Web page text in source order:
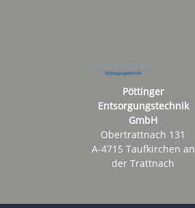
Pöttinger
Entsorgungstechnik
GmbH
Obertrattnach 131
A-4715 Taufkirchen an
der Trattnach